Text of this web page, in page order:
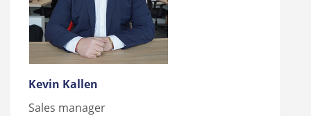
Kevin Kallen
Sales manager